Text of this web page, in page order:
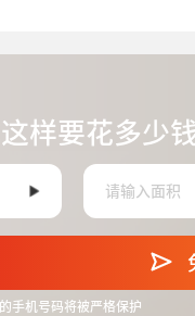
样要花多少
手机号码将被严格保护